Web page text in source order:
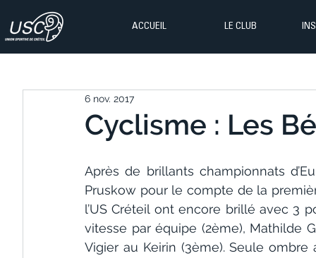
ACCUEIL LE CLUB
Cyclisme : Les
6 nov. 2017
Après de brillants championnats
Pruskow pour le compte de la
l’US Créteil ont encore brillé avec 3
vitesse par équipe (2ème), Mathilde
Vigier au Keirin (3ème). Seule